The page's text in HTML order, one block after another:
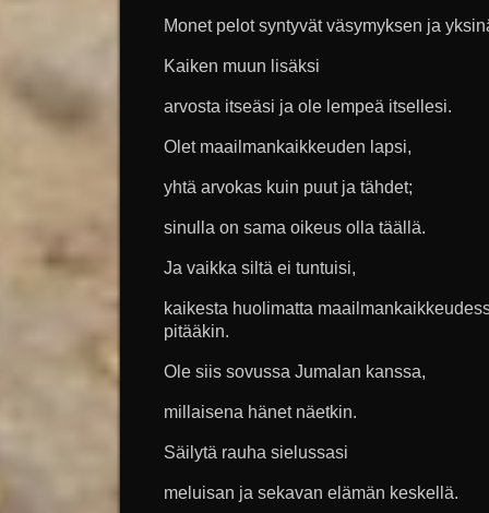
Monet pelot syntyvät väsymyksen ja
Kaiken muun lisäksi
arvosta itseäsi ja ole lempeä itsellesi.
Olet maailmankaikkeuden lapsi,
yhtä arvokas kuin puut ja tähdet;
sinulla on sama oikeus olla täällä.
Ja vaikka siltä ei tuntuisi,
kaikesta huolimatta
pitääkin.
Ole siis sovussa Jumalan kanssa,
millaisena hänet näetkin.
Säilytä rauha sielussasi
meluisan ja sekavan elämän keskellä.